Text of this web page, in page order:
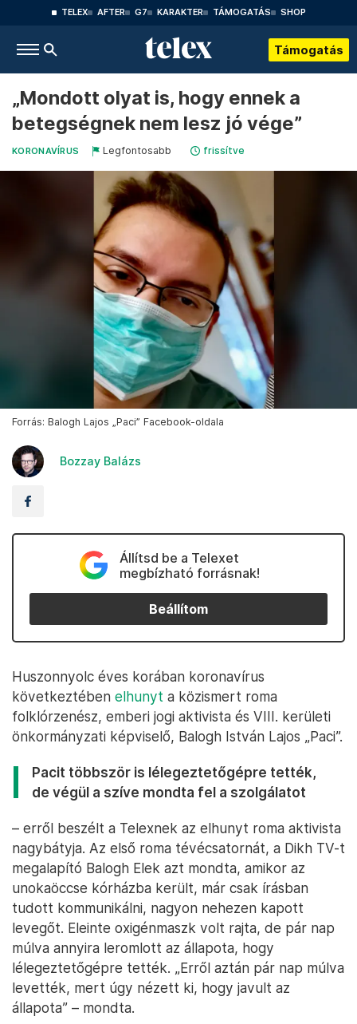
TELEX AFTER G7 KARAKTER TÁMOGATÁS SHOP
Támogatás
„Mondott olyat is, hogy ennek a
betegségnek nem lesz jó vége”
KORONAVÍRUS Legfontosabb frissítve
Forrás: Balogh Lajos „Paci” Facebook-oldala
Bozzay Balázs
Állítsd be a Telexet
megbízható forrásnak!
Beállítom
Huszonnyolc éves korában koronavírus
következtében elhunyt a közismert roma
folklórzenész, emberi jogi aktivista és VIII. kerületi
önkormányzati képviselő, Balogh István Lajos „Paci”.
Pacit többször is lélegeztetőgépre tették,
de végül a szíve mondta fel a szolgálatot
– erről beszélt a Telexnek az elhunyt roma aktivista
nagybátyja. Az első roma tévécsatornát, a Dikh TV-t
megalapító Balogh Elek azt mondta, amikor az
unokaöccse kórházba került, már csak írásban
tudott kommunikálni, nagyon nehezen kapott
levegőt. Eleinte oxigénmaszk volt rajta, de pár nap
múlva annyira leromlott az állapota, hogy
lélegeztetőgépre tették. „Erről aztán pár nap múlva
levették, mert úgy nézett ki, hogy javult az
állapota” – mondta.